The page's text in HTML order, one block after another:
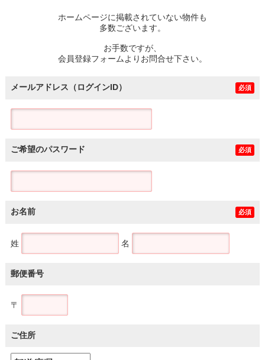
ホームページに掲載されていない物件も
多数ございます。
お手数ですが、
会員登録フォームよりお問合せ下さい。
メールアドレス（ログインID） 必須
ご希望のパスワード 必須
お名前 必須
姓 名
郵便番号
〒
ご住所